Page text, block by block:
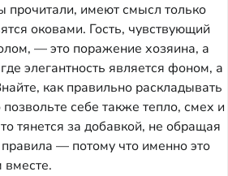
прочитали, имеют смысл только
оковами. Гость, чувствующий
— это поражение хозяина, а
элегантность является фоном, а
как правильно раскладывать
себе также тепло, смех и
тянется за добавкой, не обращая
— потому что именно это
вместе.